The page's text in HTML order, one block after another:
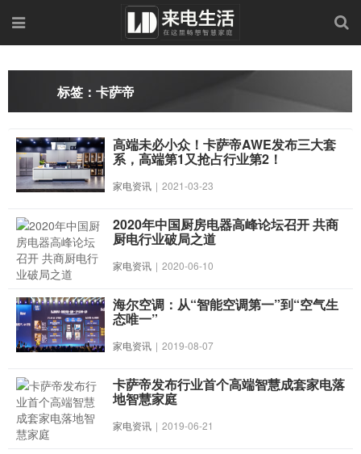
标签：卡萨帝
高端未必小众！卡萨帝AWE发布三大套
系，高端第1又抢占行业第2！
家电资讯 | 2021-03-23
2020年中国厨房电器高峰论坛召开 共商
厨电行业破局之道
家电资讯 | 2020-06-10
海尔空调：从“智能空调第一”到“空气生
态唯一”
家电资讯 | 2019-08-07
卡萨帝发布行业首个高端智慧成套家电落
地智慧家庭
家电资讯 | 2019-06-21